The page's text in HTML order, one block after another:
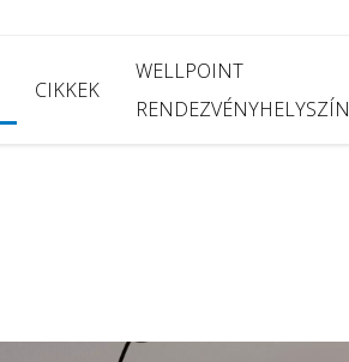
CIKKEK
WELLPOINT
RENDEZVÉNYHELYSZÍN